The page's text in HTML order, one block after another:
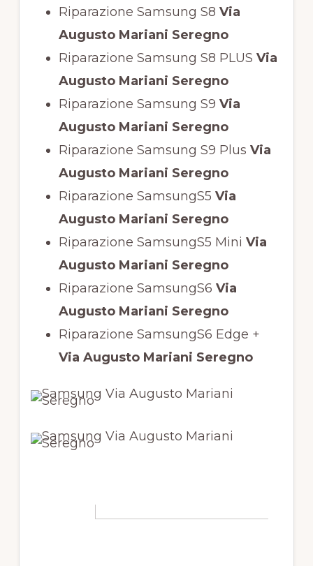
Riparazione Samsung S8 Via
Augusto Mariani Seregno
Riparazione Samsung S8 PLUS Via
Augusto Mariani Seregno
Riparazione Samsung S9 Via
Augusto Mariani Seregno
Riparazione Samsung S9 Plus Via
Augusto Mariani Seregno
Riparazione SamsungS5 Via
Augusto Mariani Seregno
Riparazione SamsungS5 Mini Via
Augusto Mariani Seregno
Riparazione SamsungS6 Via
Augusto Mariani Seregno
Riparazione SamsungS6 Edge +
Via Augusto Mariani Seregno